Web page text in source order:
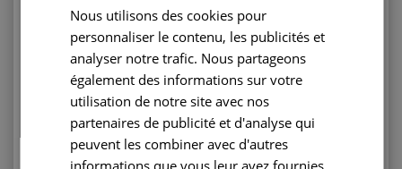
Maison de Balzac
La Maison de Balzacouvrira également ses
SPANISH
Nous utilisons des cookies pour
personnaliser le contenu, les publicités et
analyser notre trafic. Nous partageons
également des informations sur votre
utilisation de notre site avec nos
partenaires de publicité et d'analyse qui
peuvent les combiner avec d'autres
informations que vous leur avez fournies